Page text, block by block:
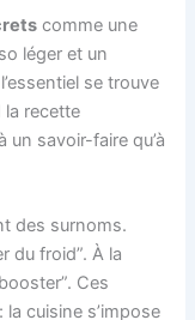
comme une
léger et un
se trouve
la recette
un savoir-faire qu’à
des surnoms.
du froid”. À la
Ces
cuisine s’impose